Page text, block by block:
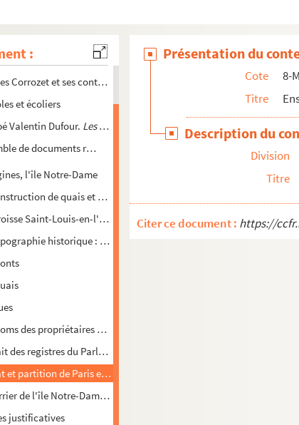
:
descriptions de Paris
de Paris par des historiens
Corrozet et ses continuateurs
et écoliers
Valentin Dufour. Les charniers des églises de Paris
de documents relatifs à l'Ile Saint-Louis
l'île Notre-Dame
de quais et de bâtiments dans l'île
Saint-Louis-en-l'île : notes préparatoires, bibliographie,
historique : l'île Saint-Louis, hôtels
des propriétaires des maisons de l'île d'après un plan de 1642
des registres du Parlement de 1660
et partition de Paris en 1684"
de l'île Notre-Dame de 1684 à 1748
justificatives
Présentation du
Cote
8-
Titre
Description du
Division
Titre
Citer ce document : https://